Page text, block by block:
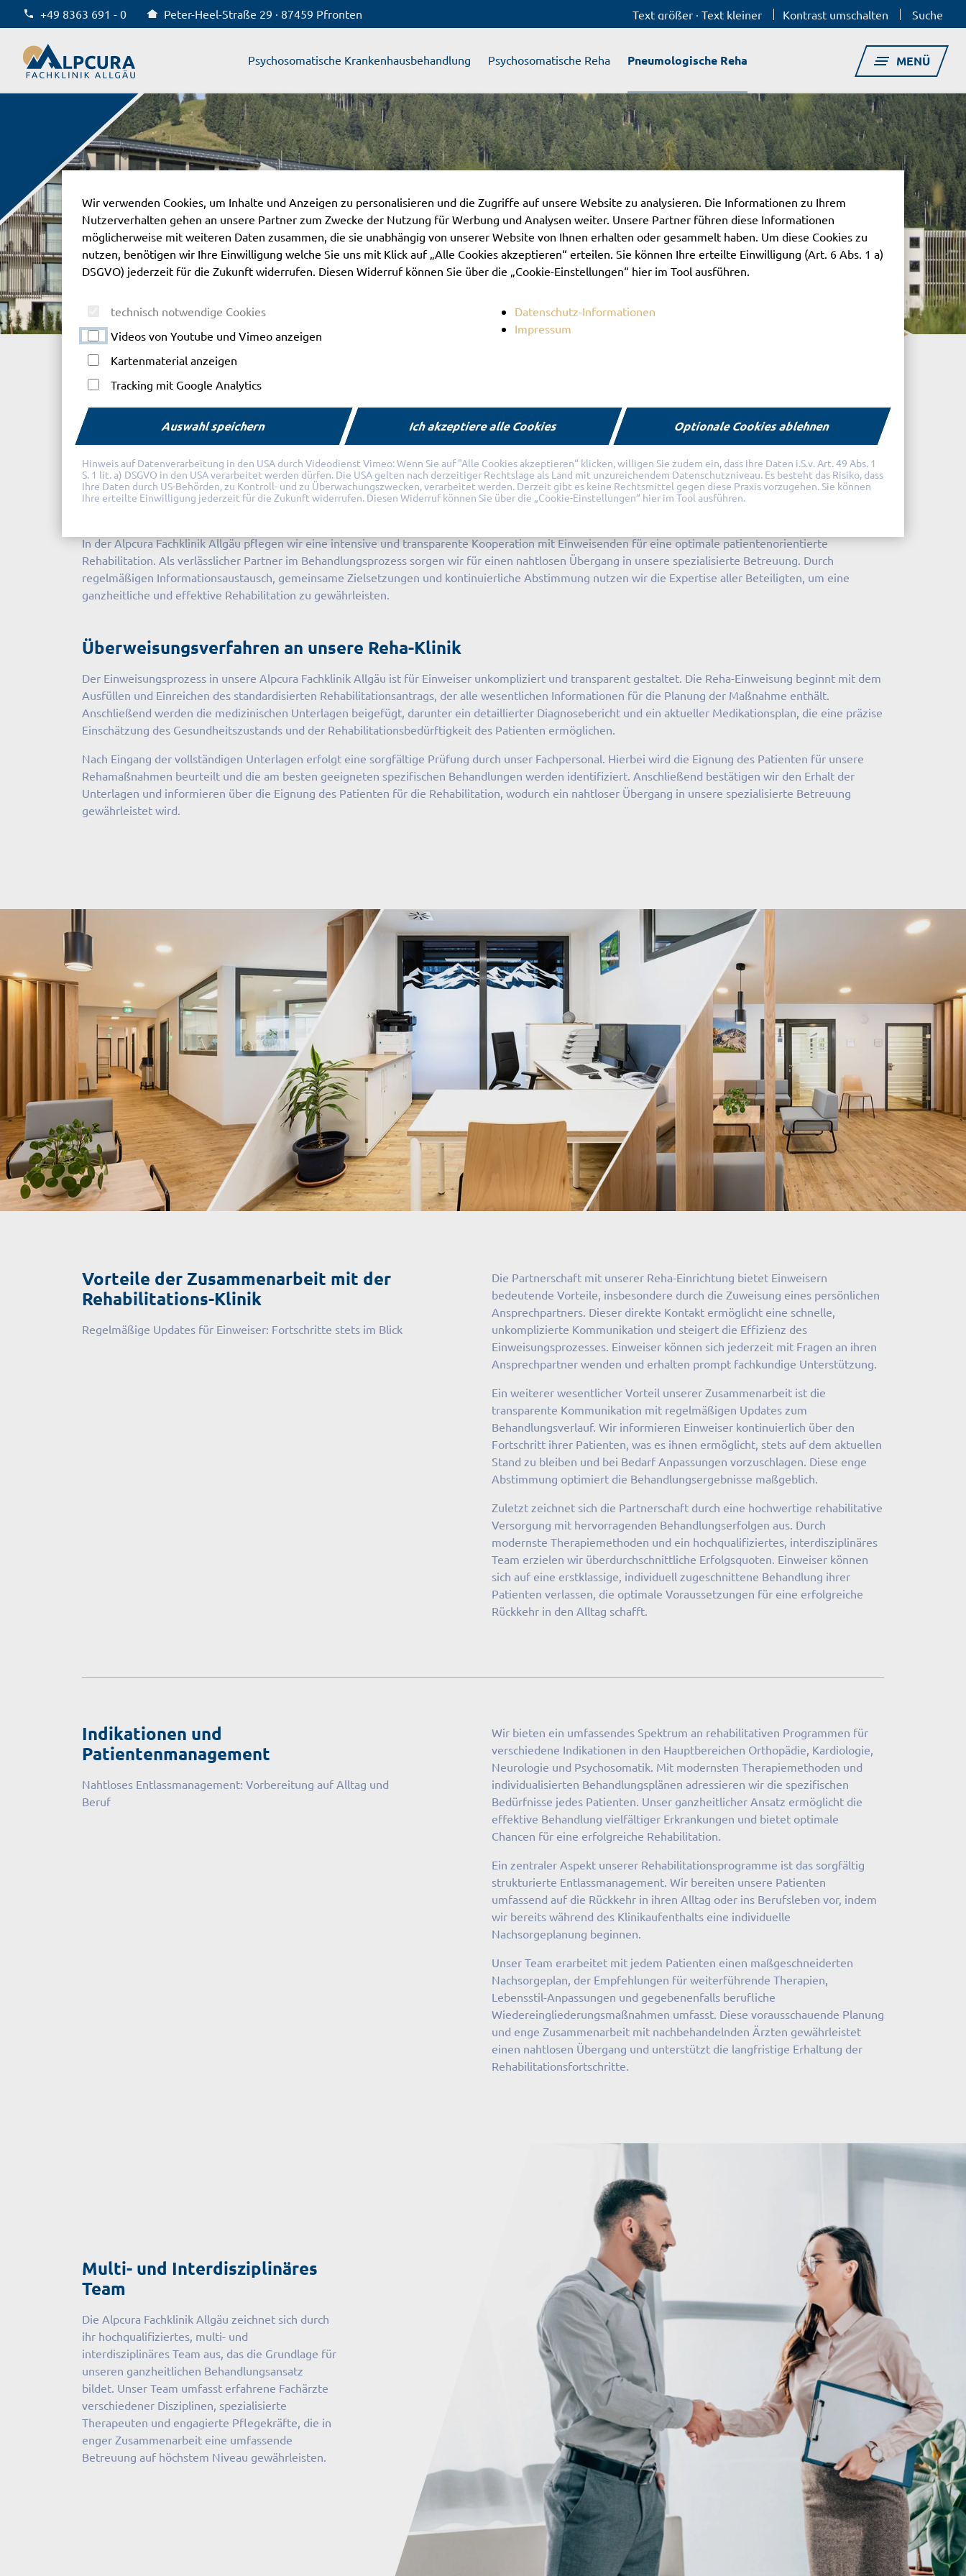
+49 8363 691 - 0 Peter-Heel-Straße 29 · 87459 Pfronten Text größer · Text kleiner Kontrast umschalten Suche
Psychosomatische Krankenhausbehandlung Psychosomatische Reha Pneumologische Reha MENÜ
Alpcura Fachklinik Allgäu
Informationen für Einweiser
Ihr Partner für qualifizierte Rehabilitationsmedizin
In der Alpcura Fachklinik Allgäu pflegen wir eine intensive und transparente Kooperation mit Einweisenden für eine optimale patientenorientierte
Rehabilitation. Als verlässlicher Partner im Behandlungsprozess sorgen wir für einen nahtlosen Übergang in unsere spezialisierte Betreuung. Durch
regelmäßigen Informationsaustausch, gemeinsame Zielsetzungen und kontinuierliche Abstimmung nutzen wir die Expertise aller Beteiligten, um eine
ganzheitliche und effektive Rehabilitation zu gewährleisten.
Überweisungsverfahren an unsere Reha-Klinik
Der Einweisungsprozess in unsere Alpcura Fachklinik Allgäu ist für Einweiser unkompliziert und transparent gestaltet. Die Reha-Einweisung beginnt mit dem
Ausfüllen und Einreichen des standardisierten Rehabilitationsantrags, der alle wesentlichen Informationen für die Planung der Maßnahme enthält.
Anschließend werden die medizinischen Unterlagen beigefügt, darunter ein detaillierter Diagnosebericht und ein aktueller Medikationsplan, die eine präzise
Einschätzung des Gesundheitszustands und der Rehabilitationsbedürftigkeit des Patienten ermöglichen.
Nach Eingang der vollständigen Unterlagen erfolgt eine sorgfältige Prüfung durch unser Fachpersonal. Hierbei wird die Eignung des Patienten für unsere
Rehamaßnahmen beurteilt und die am besten geeigneten spezifischen Behandlungen werden identifiziert. Anschließend bestätigen wir den Erhalt der
Unterlagen und informieren über die Eignung des Patienten für die Rehabilitation, wodurch ein nahtloser Übergang in unsere spezialisierte Betreuung
gewährleistet wird.
Vorteile der Zusammenarbeit mit der
Rehabilitations-Klinik
Regelmäßige Updates für Einweiser: Fortschritte stets im Blick
Die Partnerschaft mit unserer Reha-Einrichtung bietet Einweisern
bedeutende Vorteile, insbesondere durch die Zuweisung eines persönlichen
Ansprechpartners. Dieser direkte Kontakt ermöglicht eine schnelle,
unkomplizierte Kommunikation und steigert die Effizienz des
Einweisungsprozesses. Einweiser können sich jederzeit mit Fragen an ihren
Ansprechpartner wenden und erhalten prompt fachkundige Unterstützung.
Ein weiterer wesentlicher Vorteil unserer Zusammenarbeit ist die
transparente Kommunikation mit regelmäßigen Updates zum
Behandlungsverlauf. Wir informieren Einweiser kontinuierlich über den
Fortschritt ihrer Patienten, was es ihnen ermöglicht, stets auf dem aktuellen
Stand zu bleiben und bei Bedarf Anpassungen vorzuschlagen. Diese enge
Abstimmung optimiert die Behandlungsergebnisse maßgeblich.
Zuletzt zeichnet sich die Partnerschaft durch eine hochwertige rehabilitative
Versorgung mit hervorragenden Behandlungserfolgen aus. Durch
modernste Therapiemethoden und ein hochqualifiziertes, interdisziplinäres
Team erzielen wir überdurchschnittliche Erfolgsquoten. Einweiser können
sich auf eine erstklassige, individuell zugeschnittene Behandlung ihrer
Patienten verlassen, die optimale Voraussetzungen für eine erfolgreiche
Rückkehr in den Alltag schafft.
Indikationen und
Patientenmanagement
Nahtloses Entlassmanagement: Vorbereitung auf Alltag und
Beruf
Wir bieten ein umfassendes Spektrum an rehabilitativen Programmen für
verschiedene Indikationen in den Hauptbereichen Orthopädie, Kardiologie,
Neurologie und Psychosomatik. Mit modernsten Therapiemethoden und
individualisierten Behandlungsplänen adressieren wir die spezifischen
Bedürfnisse jedes Patienten. Unser ganzheitlicher Ansatz ermöglicht die
effektive Behandlung vielfältiger Erkrankungen und bietet optimale
Chancen für eine erfolgreiche Rehabilitation.
Ein zentraler Aspekt unserer Rehabilitationsprogramme ist das sorgfältig
strukturierte Entlassmanagement. Wir bereiten unsere Patienten
umfassend auf die Rückkehr in ihren Alltag oder ins Berufsleben vor, indem
wir bereits während des Klinikaufenthalts eine individuelle
Nachsorgeplanung beginnen.
Unser Team erarbeitet mit jedem Patienten einen maßgeschneiderten
Nachsorgeplan, der Empfehlungen für weiterführende Therapien,
Lebensstil-Anpassungen und gegebenenfalls berufliche
Wiedereingliederungsmaßnahmen umfasst. Diese vorausschauende Planung
und enge Zusammenarbeit mit nachbehandelnden Ärzten gewährleistet
einen nahtlosen Übergang und unterstützt die langfristige Erhaltung der
Rehabilitationsfortschritte.
Multi- und Interdisziplinäres
Team
Die Alpcura Fachklinik Allgäu zeichnet sich durch
ihr hochqualifiziertes, multi- und
interdisziplinäres Team aus, das die Grundlage für
unseren ganzheitlichen Behandlungsansatz
bildet. Unser Team umfasst erfahrene Fachärzte
verschiedener Disziplinen, spezialisierte
Therapeuten und engagierte Pflegekräfte, die in
enger Zusammenarbeit eine umfassende
Betreuung auf höchstem Niveau gewährleisten.
Wir verwenden Cookies, um Inhalte und Anzeigen zu personalisieren und die Zugriffe auf unsere Website zu analysieren. Die Informationen zu Ihrem
Nutzerverhalten gehen an unsere Partner zum Zwecke der Nutzung für Werbung und Analysen weiter. Unsere Partner führen diese Informationen
möglicherweise mit weiteren Daten zusammen, die sie unabhängig von unserer Website von Ihnen erhalten oder gesammelt haben. Um diese Cookies zu
nutzen, benötigen wir Ihre Einwilligung welche Sie uns mit Klick auf „Alle Cookies akzeptieren“ erteilen. Sie können Ihre erteilte Einwilligung (Art. 6 Abs. 1 a)
DSGVO) jederzeit für die Zukunft widerrufen. Diesen Widerruf können Sie über die „Cookie-Einstellungen“ hier im Tool ausführen.
technisch notwendige Cookies
Videos von Youtube und Vimeo anzeigen
Kartenmaterial anzeigen
Tracking mit Google Analytics
Datenschutz-Informationen
Impressum
Auswahl speichern Ich akzeptiere alle Cookies Optionale Cookies ablehnen
Hinweis auf Datenverarbeitung in den USA durch Videodienst Vimeo: Wenn Sie auf "Alle Cookies akzeptieren“ klicken, willigen Sie zudem ein, dass ihre Daten i.S.v. Art. 49 Abs. 1
S. 1 lit. a) DSGVO in den USA verarbeitet werden dürfen. Die USA gelten nach derzeitiger Rechtslage als Land mit unzureichendem Datenschutzniveau. Es besteht das Risiko, dass
Ihre Daten durch US-Behörden, zu Kontroll- und zu Überwachungszwecken, verarbeitet werden. Derzeit gibt es keine Rechtsmittel gegen diese Praxis vorzugehen. Sie können
Ihre erteilte Einwilligung jederzeit für die Zukunft widerrufen. Diesen Widerruf können Sie über die „Cookie-Einstellungen“ hier im Tool ausführen.